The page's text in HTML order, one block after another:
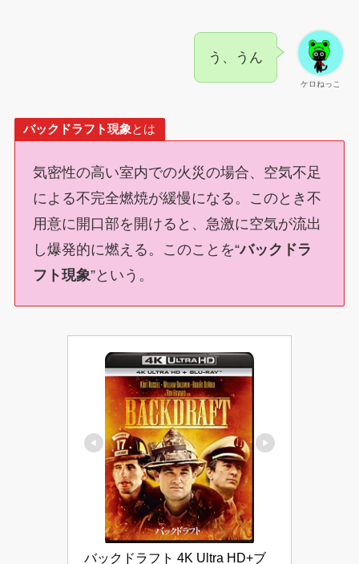
ケロねっこ
う、うん
バックドラフト現象とは
気密性の高い室内での火災の場合、空気不足
による不完全燃焼が緩慢になる。このとき不
用意に開口部を開けると、急激に空気が流出
し爆発的に燃える。このことを“バックドラ
フト現象”という。
バックドラフト 4K Ultra HD+ブ